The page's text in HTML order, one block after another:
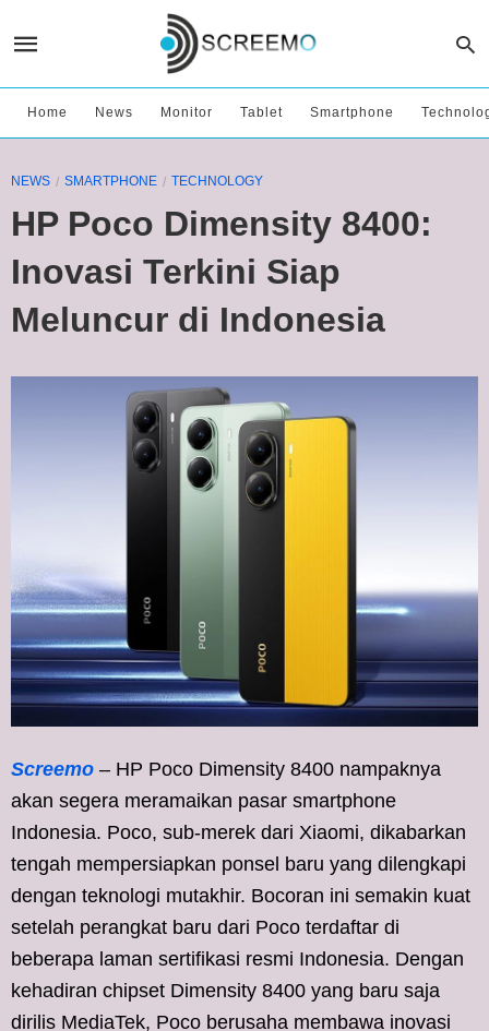
Home News Monitor Tablet Smartphone
NEWS SMARTPHONE TECHNOLOGY
HP Poco Dimensity 8400:
Inovasi Terkini Siap
Meluncur di Indonesia
Screemo – HP Poco Dimensity 8400 nampaknya
akan segera meramaikan pasar smartphone
Indonesia. Poco, sub-merek dari Xiaomi, dikabarkan
tengah mempersiapkan ponsel baru yang dilengkapi
dengan teknologi mutakhir. Bocoran ini semakin kuat
setelah perangkat baru dari Poco terdaftar di
beberapa laman sertifikasi resmi Indonesia. Dengan
kehadiran chipset Dimensity 8400 yang baru saja
dirilis MediaTek, Poco berusaha membawa inovasi